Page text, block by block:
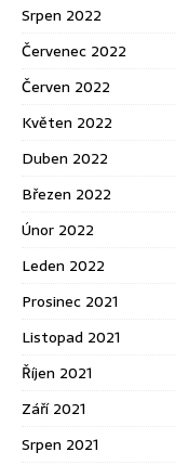
Srpen 2022
Červenec 2022
Červen 2022
Květen 2022
Duben 2022
Březen 2022
Únor 2022
Leden 2022
Prosinec 2021
Listopad 2021
Říjen 2021
Září 2021
Srpen 2021